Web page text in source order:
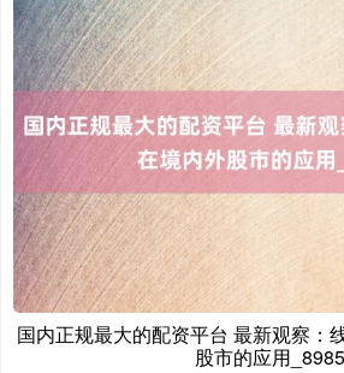
基金指数 7242.10
国内正规最大的配资平台 最新观察：
股市的应用_8985